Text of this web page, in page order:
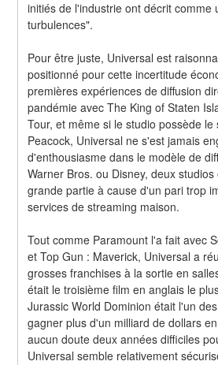
initiés de l'industrie ont décrit comme
turbulences".
Pour être juste, Universal est
positionné pour cette incertitude
premières expériences de diffusion
pandémie avec The King of Staten
Tour, et même si le studio possède le
Peacock, Universal ne s'est jamais
d'enthousiasme dans le modèle de
Warner Bros. ou Disney, deux
grande partie à cause d'un pari trop
services de streaming maison.
Tout comme Paramount l'a fait avec
et Top Gun : Maverick, Universal a
grosses franchises à la sortie en
était le troisième film en anglais le
Jurassic World Dominion était l'un
gagner plus d'un milliard de dollars
aucun doute deux années difficiles
Universal semble relativement